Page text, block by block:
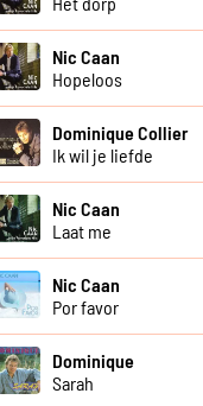
Nic Caan
Hopeloos
Dominique Collier
Ik wil je liefde
Nic Caan
Laat me
Nic Caan
Por favor
Dominique
Sarah